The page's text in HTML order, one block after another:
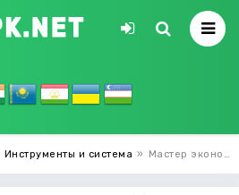
Инструменты и система » Мастер экономии батареи